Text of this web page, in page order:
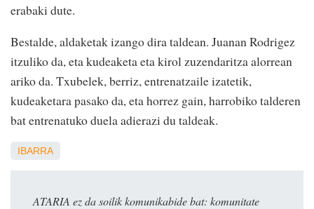
erabaki dute.
Bestalde, aldaketak izango dira taldean. Juanan Rodrigez
itzuliko da, eta kudeaketa eta kirol zuzendaritza alorrean
ariko da. Txubelek, berriz, entrenatzaile izatetik,
kudeaketara pasako da, eta horrez gain, harrobiko talderen
bat entrenatuko duela adierazi du taldeak.
IBARRA
ATARIA ez da soilik komunikabide bat: komunitate